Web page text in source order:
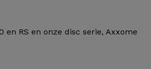
en RS en onze disc serie, Axxome